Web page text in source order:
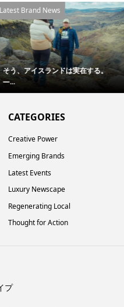
Latest Brand News
そう、アイスランドは実在する。
―...
CATEGORIES
Creative Power
Emerging Brands
Latest Events
Luxury Newscape
Regenerating Local
Thought for Action
プ